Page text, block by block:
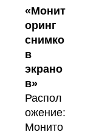
«Монит
оринг
снимко
в
экрано
в»
Распол
ожение:
Монито